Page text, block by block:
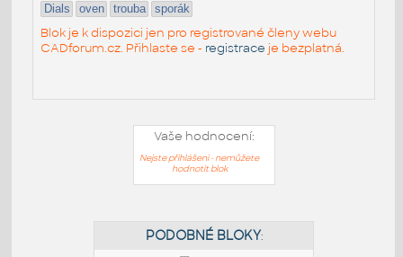
Dials oven trouba sporák
Blok je k dispozici jen pro registrované členy webu
CADforum.cz. Přihlaste se - registrace je bezplatná.
Vaše hodnocení:
Nejste přihlášeni - nemůžete
hodnotit blok